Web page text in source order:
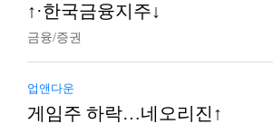
↑·한국금융지주↓
금융/증권
업앤다운
게임주 하락…네오리진↑